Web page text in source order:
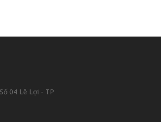
04 Lê Lợi - TP